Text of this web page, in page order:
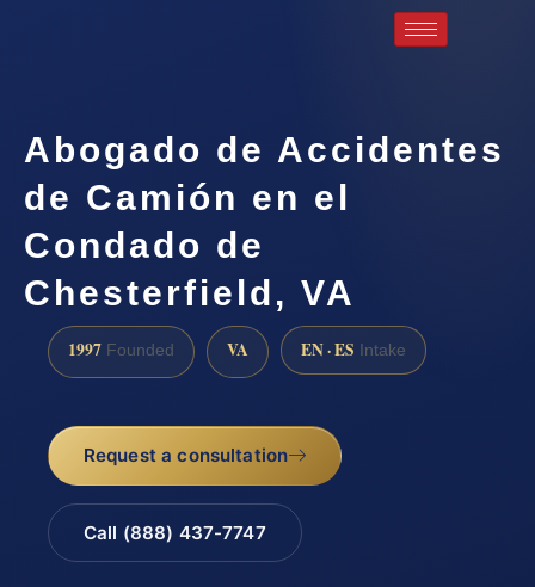
Abogado de Accidentes
de Camión en el
Condado de
Chesterfield, VA
1997 Founded VA EN · ES Intake
Request a consultation
Call (888) 437-7747